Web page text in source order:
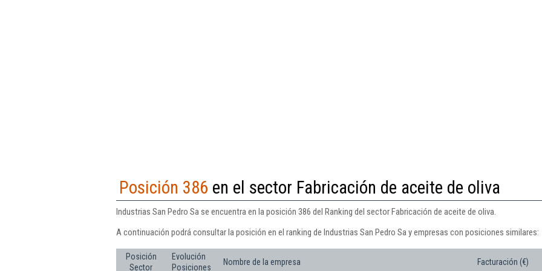
Posición 386 en el sector Fabricación de aceite de oliva
Industrias San Pedro Sa se encuentra en la posición 386 del Ranking del sector Fabricación de aceite de oliva.
A continuación podrá consultar la posición en el ranking de Industrias San Pedro Sa y empresas con posiciones similares:
Posición
Sector
Evolución
Posiciones
Nombre de la empresa Facturación (€)